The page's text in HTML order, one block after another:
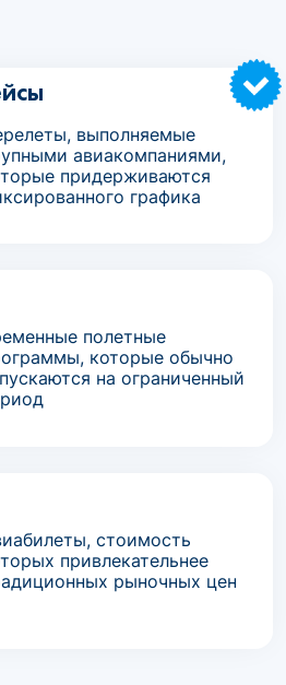
выполняемые
авиакомпаниями,
придерживаются
графика
полетные
которые обычно
на ограниченный
стоимость
привлекательнее
рыночных цен